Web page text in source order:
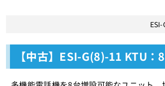
【中古】ESI-G(8)-11 KTU